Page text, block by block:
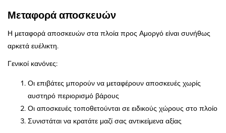
Μεταφορά αποσκευών
Η μεταφορά αποσκευών στα πλοία προς Αμοργό είναι συνήθως
αρκετά ευέλικτη.
Γενικοί κανόνες:
Οι επιβάτες μπορούν να μεταφέρουν αποσκευές χωρίς
αυστηρό περιορισμό βάρους
Οι αποσκευές τοποθετούνται σε ειδικούς χώρους στο πλοίο
Συνιστάται να κρατάτε μαζί σας αντικείμενα αξίας